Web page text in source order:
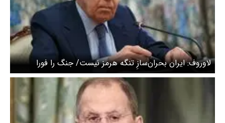
لاوروف: ایران بحران‌سازِ تنگه هرمز نیست/ جنگ را فورا
متوقف کنید